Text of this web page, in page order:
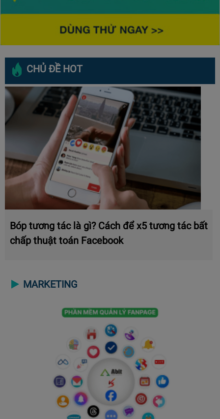
CHỦ ĐỀ HOT
Bóp tương tác là gì? Cách để x5 tương tác bất
chấp thuật toán Facebook
MARKETING